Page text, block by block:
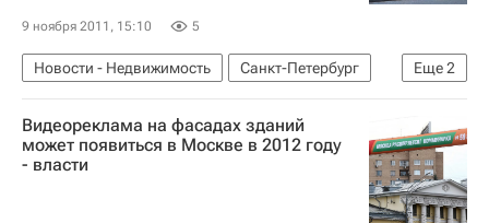
9 ноября 2011, 15:10 5
Еще2
Новости - Недвижимость
Санкт-Петербург
Суды
Россия
Видеореклама на фасадах зданий
может появиться в Москве в 2012 году
- власти